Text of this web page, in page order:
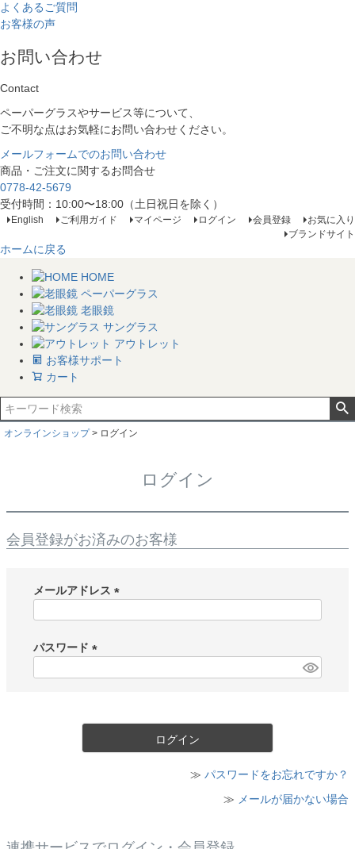
よくあるご質問
お客様の声
お問い合わせ
Contact
ペーパーグラスやサービス等について、
ご不明な点はお気軽にお問い合わせください。
メールフォームでのお問い合わせ
商品・ご注文に関するお問合せ
0778-42-5679
受付時間：10:00〜18:00（土日祝日を除く）
English ご利用ガイド マイページ ログイン 会員登録
お気に入り
ブランドサイト
ホームに戻る
HOME
ペーパーグラス
老眼鏡
サングラス
アウトレット
お客様サポート
カート
オンラインショップ ログイン
ログイン
会員登録がお済みのお客様
メールアドレス
)
パスワード
ログイン
≫ パスワードをお忘れですか？
≫ メールが届かない場合